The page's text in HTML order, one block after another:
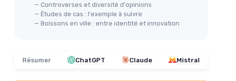
— Controverses et diversité d'opinions
— Études de cas : l'exemple à suivre
— Boissons en ville : entre identité et innovation
Résumer ChatGPT Claude Mistral